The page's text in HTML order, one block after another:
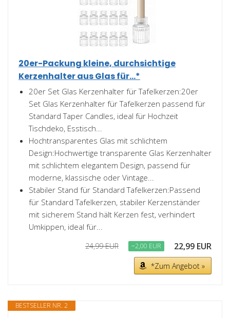
20er-Packung kleine, durchsichtige
Kerzenhalter aus Glas für...*
20er Set Glas Kerzenhalter für Tafelkerzen:20er
Set Glas Kerzenhalter für Tafelkerzen passend für
Standard Taper Candles, ideal für Hochzeit
Tischdeko, Esstisch...
Hochtransparentes Glas mit schlichtem
Design:Hochwertige transparente Glas Kerzenhalter
mit schlichtem elegantem Design, passend für
moderne, klassische oder Vintage...
Stabiler Stand für Standard Tafelkerzen:Passend
für Standard Tafelkerzen, stabiler Kerzenständer
mit sicherem Stand hält Kerzen fest, verhindert
Umkippen, ideal für...
24,99 EUR −2,00 EUR 22,99 EUR
*Zum Angebot »
BESTSELLER NR. 2